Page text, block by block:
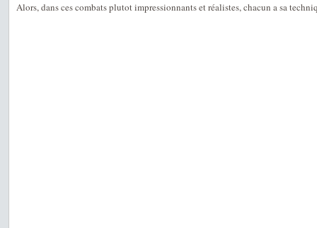
Alors, dans ces combats plutot impressionnants et réalistes, chacun a sa